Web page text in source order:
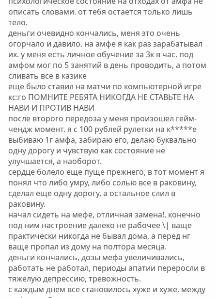
описать словами. от тебя остается только лишь
тело.
деньги очевидно кончались, меня это очень
огорчало и давило. на амфе я как раз зарабатывал
их. у меня есть личное обучение за 3к в час. под
амфом мог по 5 занятий в день проводить, а потом
сливать все в казике
еще было ставил на матчи по компьютерной игре
кс:го ПОМНИТЕ РЕБЯТА НИКОГДА НЕ СТАВЬТЕ НА
НАВИ И ПРОТИВ НАВИ
после второго передоза у меня произошел гейм-
чендж момент. я с 100 рублей рулетки на к*****е
выбиваю 1г амфа, забираю его, делаю буквально
одну дорогу и чувствую как состояние не
улучшается, а наоборот.
сердце болело еще пуще прежнего, в тот момент я
понял что либо умру, либо солью все в раковину,
сделал еще одну дорогу, а остальное слил в
раковину.
начал сидеть на мефе, отличная замена!. конечно
под ним настроение далеко не рабочее \| ваще
практически никогда не бывал дома, а перед нг
ваще пропал из дому на полтора месяца.
деньги кончались, дозы мефа увеличивались,
работать не работал, периоды апатии переросли в
тяжелую депрессию, тревожность.
с каждым днем все становилось хуже и хуже. между